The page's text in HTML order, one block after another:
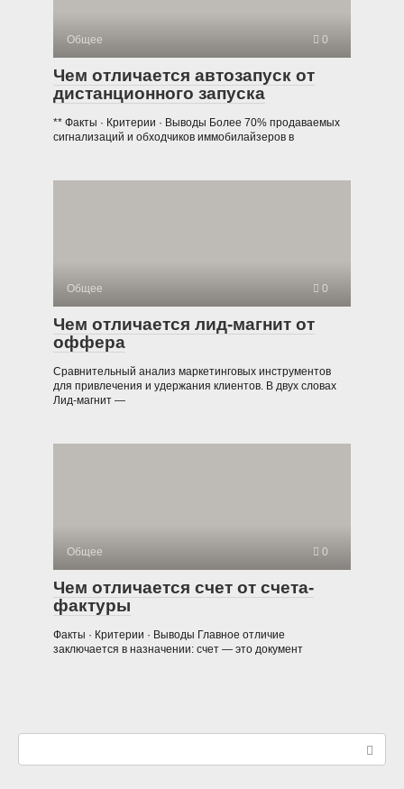
Общее 0
Чем отличается автозапуск от
дистанционного запуска
** Факты · Критерии · Выводы Более 70% продаваемых
сигнализаций и обходчиков иммобилайзеров в
Общее 0
Чем отличается лид-магнит от
оффера
Сравнительный анализ маркетинговых инструментов
для привлечения и удержания клиентов. В двух словах
Лид-магнит —
Общее 0
Чем отличается счет от счета-
фактуры
Факты · Критерии · Выводы Главное отличие
заключается в назначении: счет — это документ